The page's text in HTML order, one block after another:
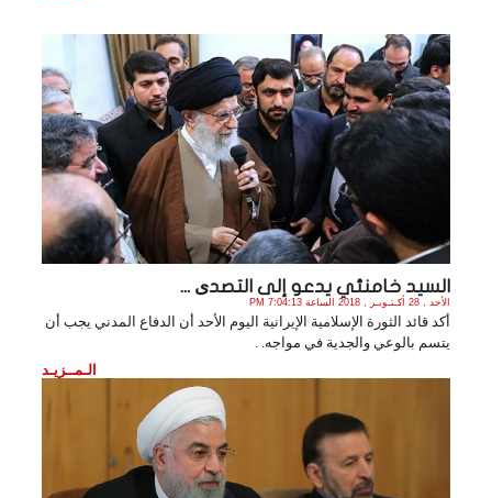
السيد خامنئي يدعو إلى التصدی ...
الأحد , 28 أكـتـوبـر , 2018 الساعة 7:04:13 PM
أكد قائد الثورة الإسلامية الإيرانية اليوم الأحد أن الدفاع المدني يجب أن
يتسم بالوعي والجدية في مواجه. .
الـمــزيـد